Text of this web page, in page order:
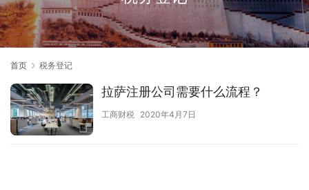
首页 税务登记
拉萨注册公司需要什么流程？
工商财税 2020年4月7日